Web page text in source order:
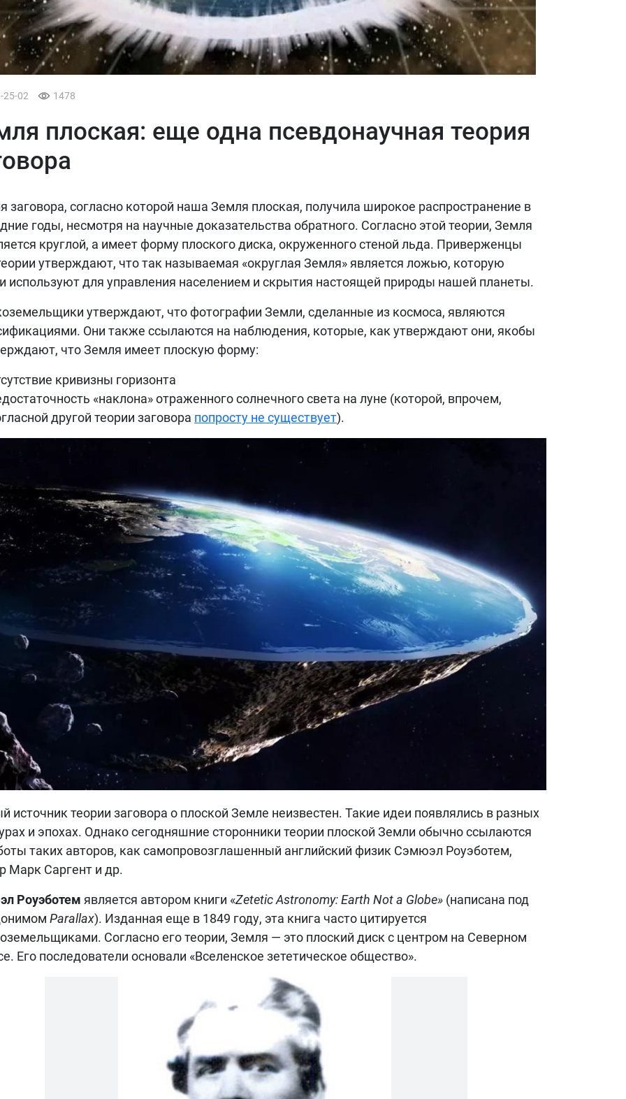
25-02 1478
плоская: еще одна псевдонаучная теория
заговора, согласно которой наша Земля плоская, получила широкое распространение в
годы, несмотря на научные доказательства обратного. Согласно этой теории, Земля
круглой, а имеет форму плоского диска, окруженного стеной льда. Приверженцы
утверждают, что так называемая «округлая Земля» является ложью, которую
используют для управления населением и скрытия настоящей природы нашей планеты.
утверждают, что фотографии Земли, сделанные из космоса, являются
Они также ссылаются на наблюдения, которые, как утверждают они, якобы
что Земля имеет плоскую форму:
кривизны горизонта
«наклона» отраженного солнечного света на луне (которой, впрочем,
другой теории заговора попросту не существует).
источник теории заговора о плоской Земле неизвестен. Такие идеи появлялись в разных
и эпохах. Однако сегодняшние сторонники теории плоской Земли обычно ссылаются
таких авторов, как самопровозглашенный английский физик Сэмюэл Роуэботем,
Марк Саргент и др.
Роуэботем является автором книги «Zetetic Astronomy: Earth Not a Globe» (написана под
Parallax). Изданная еще в 1849 году, эта книга часто цитируется
Согласно его теории, Земля — это плоский диск с центром на Северном
Его последователи основали «Вселенское зететическое общество».